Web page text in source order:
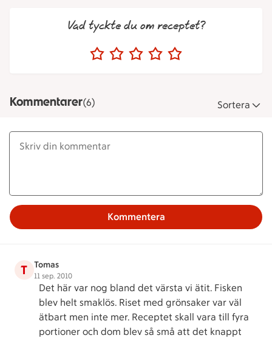
Vad tyckte du om receptet?
Kommentarer(6) Sortera
Kommentera
T Tomas
11 sep. 2010
Det här var nog bland det värsta vi ätit. Fisken
blev helt smaklös. Riset med grönsaker var väl
ätbart men inte mer. Receptet skall vara till fyra
portioner och dom blev så små att det knappt